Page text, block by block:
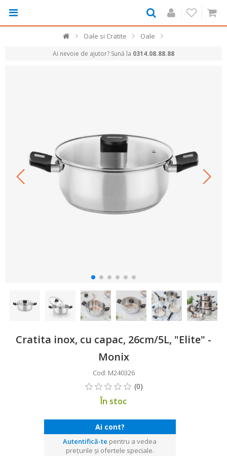
Oale si Cratite Oale
Ai nevoie de ajutor? Sună la 0314.08.88.88
Cratita inox, cu capac, 26cm/5L, "Elite" -
Monix
Cod: M240326
În stoc
Ai cont?
Autentifică-te pentru a vedea
prețurile și ofertele speciale.